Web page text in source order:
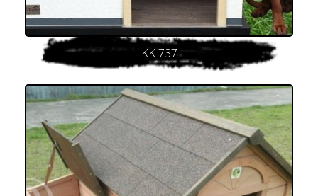
KK 737